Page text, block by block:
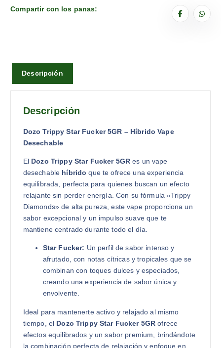
Compartir con los panas:
Descripción
Descripción
Dozo Trippy Star Fucker 5GR – Híbrido Vape
Desechable
El Dozo Trippy Star Fucker 5GRes un vape
desechable híbrido que te ofrece una experiencia
equilibrada, perfecta para quienes buscan un efecto
relajante sin perder energía. Con su fórmula «Trippy
Diamonds» de alta pureza, este vape proporciona un
sabor excepcional y un impulso suave que te
mantiene centrado durante todo el día.
Star Fucker: Un perfil de sabor intenso y
afrutado, con notas cítricas y tropicales que se
combinan con toques dulces y especiados,
creando una experiencia de sabor única y
envolvente.
Ideal para mantenerte activo y relajado al mismo
tiempo, el Dozo Trippy Star Fucker 5GR ofrece
efectos equilibrados y un sabor premium, brindándote
la combinación perfecta de relajación y enfoque en